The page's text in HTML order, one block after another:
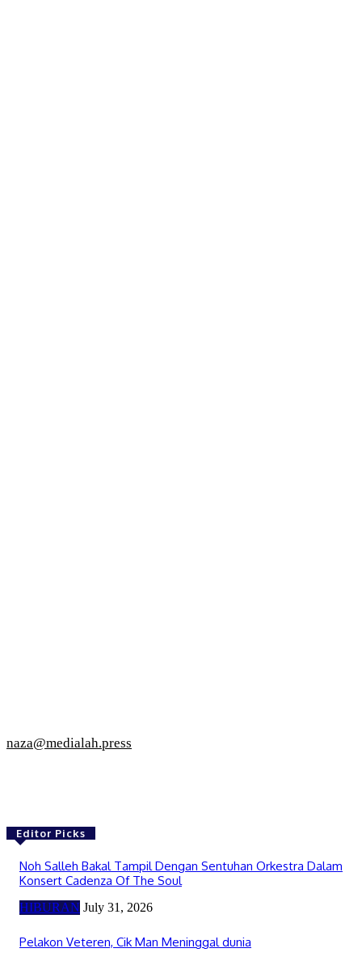
naza@medialah.press
Editor Picks
Noh Salleh Bakal Tampil Dengan Sentuhan Orkestra Dalam
Konsert Cadenza Of The Soul
HIBURAN July 31, 2026
Pelakon Veteren, Cik Man Meninggal dunia